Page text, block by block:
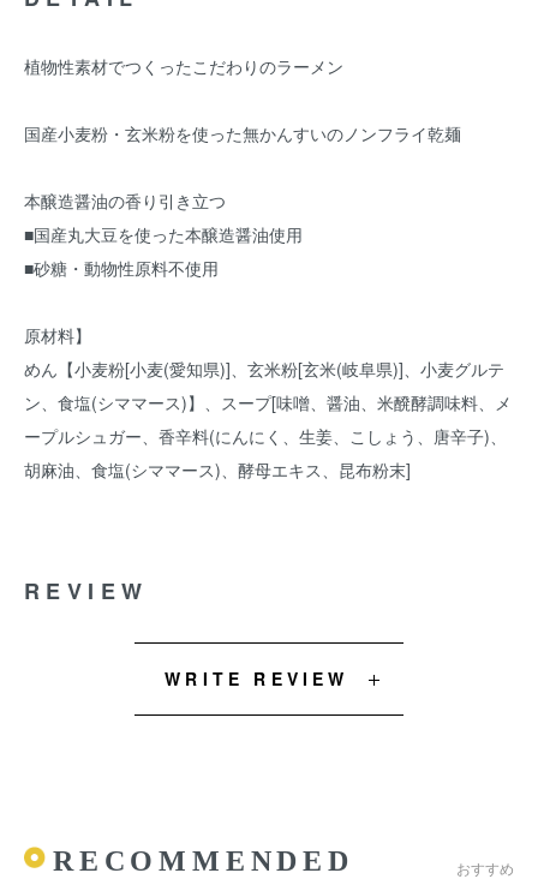
植物性素材でつくったこだわりのラーメン
国産小麦粉・玄米粉を使った無かんすいのノンフライ乾麺
本醸造醤油の香り引き立つ
■国産丸大豆を使った本醸造醤油使用
■砂糖・動物性原料不使用
原材料】
めん【小麦粉[小麦(愛知県)]、玄米粉[玄米(岐阜県)]、小麦グルテ
ン、食塩(シママース)】、スープ[味噌、醤油、米醗酵調味料、メ
ープルシュガー、香辛料(にんにく、生姜、こしょう、唐辛子)、
胡麻油、食塩(シママース)、酵母エキス、昆布粉末]
REVIEW
WRITE REVIEW
RECOMMENDED おすすめ